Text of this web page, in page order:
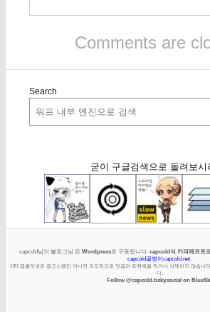
Comments are
Search
굳이 구글검색으로 돌려보시
capcold님의 블로그님 은 Wordpress로 구동됩니다. capcold식 카피레프트
capcold골뱅이capcold.net
[주] 캡콜닷넷은 광고스팸만 아니면 의도적으로 덧글과 트랙백을 막거나 삭제하지 않습니
다.
Follow @capcold.bsky.social on